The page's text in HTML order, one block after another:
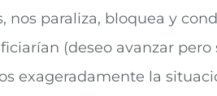
nos paraliza, bloquea y
(deseo avanzar
exageradamente la